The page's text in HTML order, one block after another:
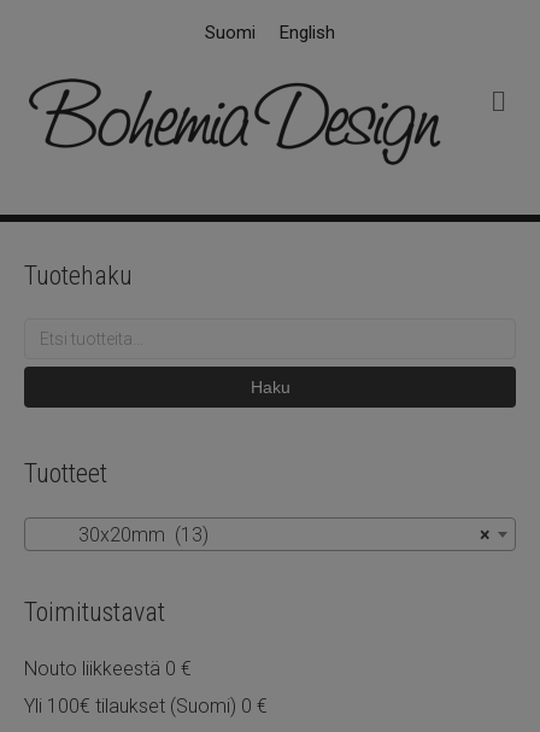
Suomi English
k
Tuotehaku
Etsi:
Haku
Tuotteet
×
30x20mm (13)
Toimitustavat
Nouto liikkeestä 0 €
Yli 100€ tilaukset (Suomi) 0 €